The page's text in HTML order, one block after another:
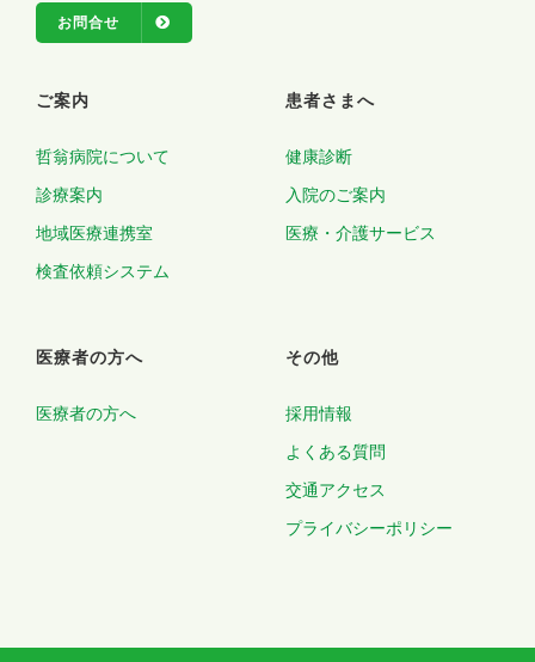
お問合せ
ご案内
哲翁病院について
診療案内
地域医療連携室
検査依頼システム
患者さまへ
健康診断
入院のご案内
医療・介護サービス
医療者の方へ
医療者の方へ
その他
採用情報
よくある質問
交通アクセス
プライバシーポリシー